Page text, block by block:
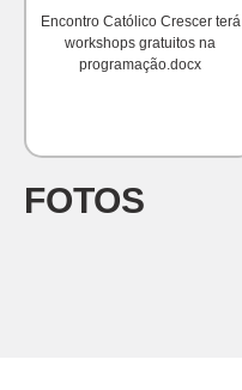
Encontro Católico Crescer terá
workshops gratuitos na
programação.docx
FOTOS